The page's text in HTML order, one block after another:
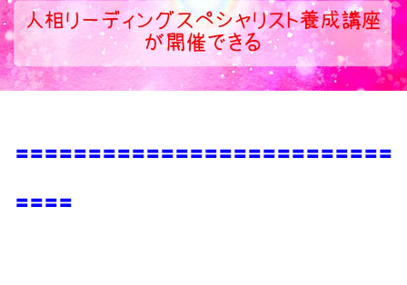
〓〓〓〓〓〓〓〓〓〓〓〓〓〓〓〓〓〓〓〓〓〓〓〓〓〓
〓〓〓〓